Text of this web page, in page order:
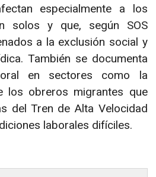
especialmente a los
solos y que, según SOS
a la exclusión social y
También se documenta
en sectores como la
los obreros migrantes que
del Tren de Alta Velocidad
laborales difíciles.